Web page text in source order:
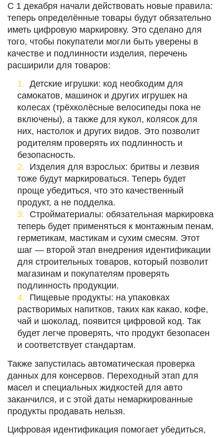
С 1 декабря начали действовать новые правила:
теперь определённые товары будут обязательно
иметь цифровую маркировку. Это сделано для
того, чтобы покупатели могли быть уверены в
качестве и подлинности изделия, перечень
расширили для товаров:
Детские игрушки: код необходим для
самокатов, машинок и других игрушек на
колесах (трёхколёсные велосипеды пока не
включены), а также для кукол, колясок для
них, настолок и других видов. Это позволит
родителям проверять их подлинность и
безопасность.
Изделия для взрослых: бритвы и лезвия
тоже будут маркироваться. Теперь будет
проще убедиться, что это качественный
продукт, а не подделка.
Стройматериалы: обязательная маркировка
теперь будет применяться к монтажным пенам,
герметикам, мастикам и сухим смесям. Этот
шаг — второй этап внедрения идентификации
для строительных товаров, который позволит
магазинам и покупателям проверять
подлинность продукции.
Пищевые продукты: на упаковках
растворимых напитков, таких как какао, кофе,
чай и шоколад, появится цифровой код. Так
будет легче проверять, что продукт безопасен
и соответствует стандартам.
Также запустилась автоматическая проверка
данных для консервов. Переходный этап для
масел и специальных жидкостей для авто
заканчился, и с этой даты немаркированные
продукты продавать нельзя.
Цифровая идентификация помогает убедиться,